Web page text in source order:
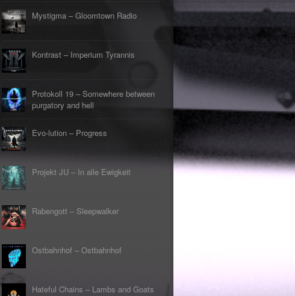
► Zeit verfliegt
Oberer Totpunkt
► Untergehen
Oberer Totpunkt
► Geisterfahrt
► Gevatter Tod
Oberer Totpunkt
►
►
►
►
►
Mystigma – Gloomtown Radio
Kontrast – Imperium Tyrannis
Protokoll 19 – Somewhere between
purgatory and hell
Evo-lution – Progress
Projekt JU – In alle Ewigkeit
Rabengott – Sleepwalker
Ostbahnhof – Ostbahnhof
Hateful Chains – Lambs and Goats